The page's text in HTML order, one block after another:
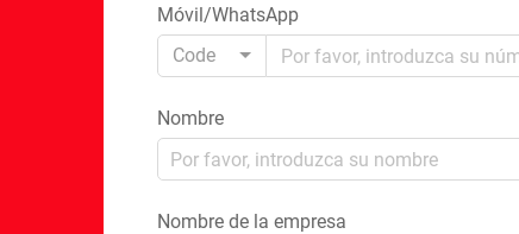
Móvil/WhatsApp
Code
Nombre
Nombre de la empresa